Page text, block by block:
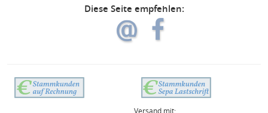
Diese Seite empfehlen: